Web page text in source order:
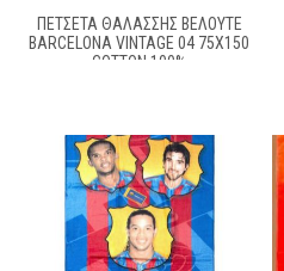
ΠΕΤΣΕΤΑ ΘΑΛΑΣΣΗΣ ΒΕΛΟΥΤΕ
BARCELONA VINTAGE 04 75X150
COTTON 100%